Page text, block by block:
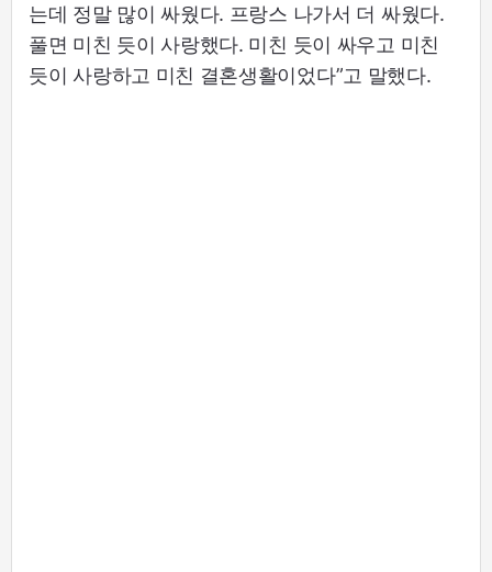
는데 정말 많이 싸웠다. 프랑스 나가서 더 싸웠다.
풀면 미친 듯이 사랑했다. 미친 듯이 싸우고 미친
듯이 사랑하고 미친 결혼생활이었다”고 말했다.